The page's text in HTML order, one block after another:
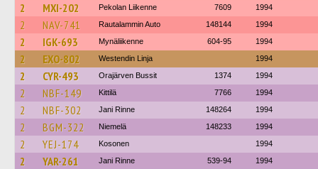
2 MXI-202 Pekolan Liikenne 7609 1994
2 NAV-741 Rautalammin Auto 148144 1994
2 IGK-693 Mynäliikenne 604-95 1994
2 EXO-802 Westendin Linja 1994
2 CYR-493 Orajärven Bussit 1374 1994
2 NBF-149 Kittilä 7766 1994
2 NBF-302 Jani Rinne 148264 1994
2 BGM-322 Niemelä 148233 1994
2 YEJ-174 Kosonen 1994
2 YAR-261 Jani Rinne 539-94 1994